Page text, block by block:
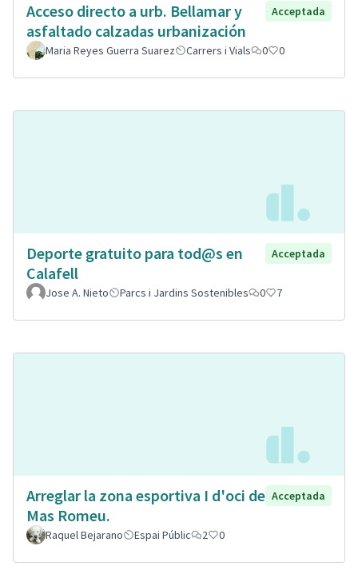
Acceso directo a urb. Bellamar y
asfaltado calzadas urbanización
Acceptada
Maria Reyes Guerra Suarez Carrers i Vials 0 0
Deporte gratuito para tod@s en
Calafell
Acceptada
Jose A. Nieto Parcs i Jardins Sostenibles 0 7
Arreglar la zona esportiva I d'oci de
Mas Romeu.
Acceptada
Raquel Bejarano Espai Públic 2 0